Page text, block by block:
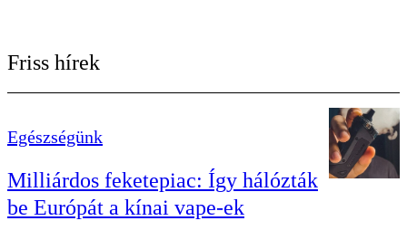
Friss hírek
Egészségünk
Milliárdos feketepiac: Így hálózták
be Európát a kínai vape-ek